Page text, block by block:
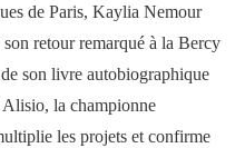
de Paris, Kaylia Nemour
retour remarqué à la Bercy
son livre autobiographique
Alisio, la championne
les projets et confirme